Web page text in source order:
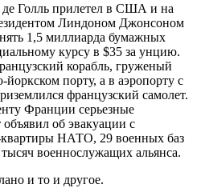
Голль прилетел в США и на
Линдоном Джонсоном
1,5 миллиарда бумажных
курсу в $35 за унцию.
корабль, груженый
порту, а в аэропорту с
французский самолет.
Франции серьезные
об эвакуации с
НАТО, 29 военных баз
военнослужащих альянса.
и то и другое.